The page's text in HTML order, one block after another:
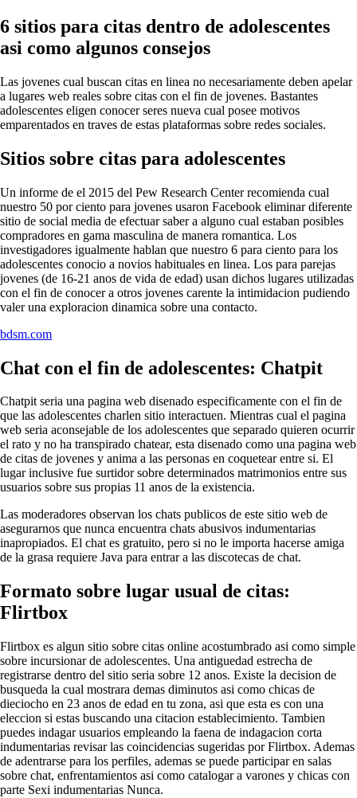
6 sitios para citas dentro de adolescentes
asi­ como algunos consejos
Las jovenes cual buscan citas en linea no necesariamente deben apelar
a lugares web reales sobre citas con el fin de jovenes. Bastantes
adolescentes eligen conocer seres nueva cual posee motivos
emparentados en traves de estas plataformas sobre redes sociales.
Sitios sobre citas para adolescentes
Un informe de el 2015 del Pew Research Center recomienda cual
nuestro 50 por ciento para jovenes usaron Facebook eliminar diferente
sitio de social media de efectuar saber a alguno cual estaban posibles
compradores en gama masculina de manera romantica. Los
investigadores igualmente hablan que nuestro 6 para ciento para los
adolescentes conocio a novios habituales en linea. Los para parejas
jovenes (de 16-21 anos de vida de edad) usan dichos lugares utilizadas
con el fin de conocer a otros jovenes carente la intimidacion pudiendo
valer una exploracion dinamica sobre una contacto.
bdsm.com
Chat con el fin de adolescentes: Chatpit
Chatpit seri­a una pagina web disenado especificamente con el fin de
que las adolescentes charlen sitio interactuen. Mientras cual el pagina
web seri­a aconsejable de los adolescentes que separado quieren ocurrir
el rato y no ha transpirado chatear, esta disenado como una pagina web
de citas de jovenes y anima a las personas en coquetear entre si. El
lugar inclusive fue surtidor sobre determinados matrimonios entre sus
usuarios sobre sus propias 11 anos de la existencia.
Las moderadores observan los chats publicos de este sitio web de
asegurarnos que nunca encuentra chats abusivos indumentarias
inapropiados. El chat es gratuito, pero si no le importa hacerse amiga
de la grasa requiere Java para entrar a las discotecas de chat.
Formato sobre lugar usual de citas:
Flirtbox
Flirtbox es algun sitio sobre citas online acostumbrado asi­ como simple
sobre incursionar de adolescentes. Una antiguedad estrecha de
registrarse dentro del sitio seri­a sobre 12 anos. Existe la decision de
busqueda la cual mostrara demas diminutos asi­ como chicas de
dieciocho en 23 anos de edad en tu zona, asi que esta es con una
eleccion si estas buscando una citacion establecimiento. Tambien
puedes indagar usuarios empleando la faena de indagacion corta
indumentarias revisar las coincidencias sugeridas por Flirtbox. Ademas
de adentrarse para los perfiles, ademas se puede participar en salas
sobre chat, enfrentamientos asi­ como catalogar a varones y chicas con
parte Sexi indumentarias Nunca.